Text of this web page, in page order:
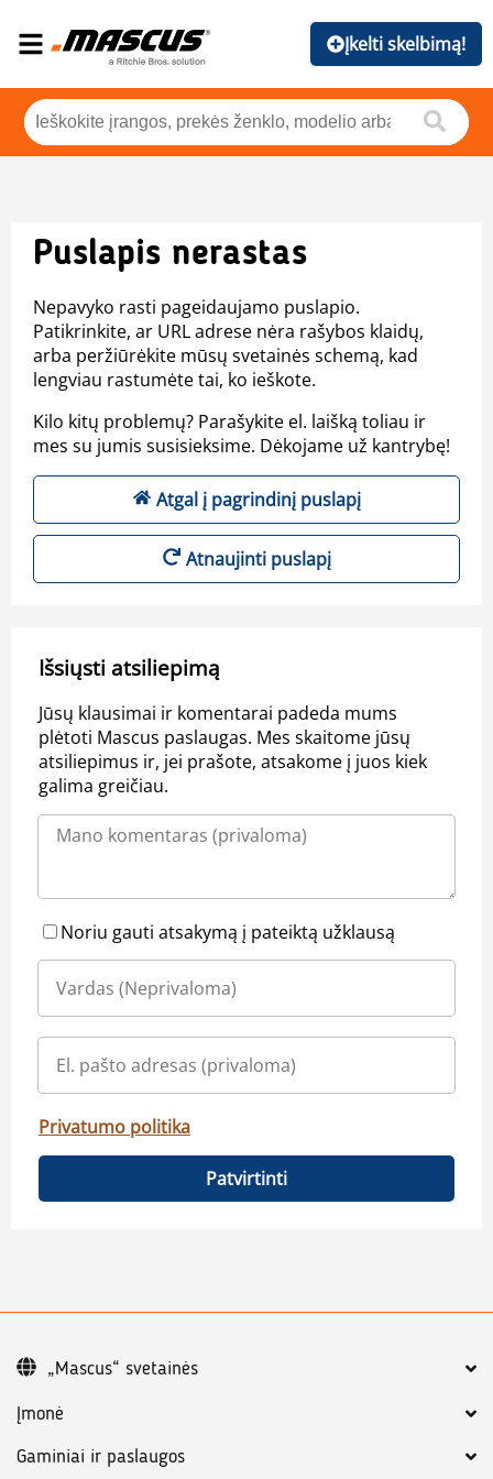
Įkelti skelbimą!
Puslapis nerastas
Nepavyko rasti pageidaujamo puslapio.
Patikrinkite, ar URL adrese nėra rašybos klaidų,
arba peržiūrėkite mūsų svetainės schemą, kad
lengviau rastumėte tai, ko ieškote.
Kilo kitų problemų? Parašykite el. laišką toliau ir
mes su jumis susisieksime. Dėkojame už kantrybę!
Atgal į pagrindinį puslapį
Atnaujinti puslapį
Išsiųsti atsiliepimą
Jūsų klausimai ir komentarai padeda mums
plėtoti Mascus paslaugas. Mes skaitome jūsų
atsiliepimus ir, jei prašote, atsakome į juos kiek
galima greičiau.
Noriu gauti atsakymą į pateiktą užklausą
Privatumo politika
Patvirtinti
Įmonė
Gaminiai ir paslaugos
„Mascus“ svetainės